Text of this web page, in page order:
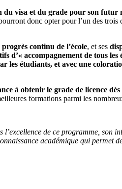
du visa et du grade pour son
donc opter pour l’un des
progrès continu de l’école, et ses
d’« accompagnement de tous
étudiants, et avec une
à obtenir le grade de licence
formations parmi les
de ce programme,
académique qui permet